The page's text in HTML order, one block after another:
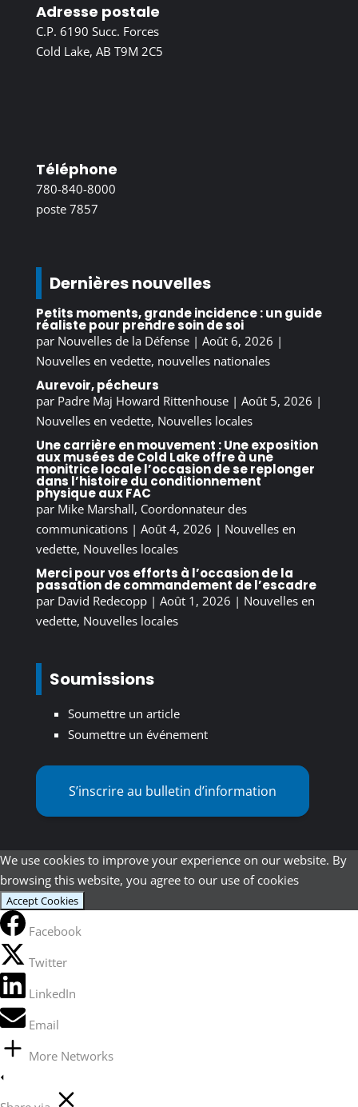
Adresse postale
C.P. 6190 Succ. Forces
Cold Lake, AB T9M 2C5
Téléphone
780-840-8000
poste 7857
Dernières nouvelles
Petits moments, grande incidence : un guide
réaliste pour prendre soin de soi
par Nouvelles de la Défense| Août 6, 2026 |
Nouvelles en vedette, nouvelles nationales
Aurevoir, pécheurs
par Padre Maj Howard Rittenhouse| Août 5, 2026 |
Nouvelles en vedette, Nouvelles locales
Une carrière en mouvement : Une exposition
aux musées de Cold Lake offre à une
monitrice locale l’occasion de se replonger
dans l’histoire du conditionnement
physique aux FAC
par Mike Marshall, Coordonnateur des
communications| Août 4, 2026 | Nouvelles en
vedette, Nouvelles locales
Merci pour vos efforts à l’occasion de la
passation de commandement de l’escadre
par David Redecopp| Août 1, 2026 | Nouvelles en
vedette, Nouvelles locales
Soumissions
Soumettre un article
Soumettre un événement
S’inscrire au bulletin d’information
We use cookies to improve your experience on our website. By
browsing this website, you agree to our use of cookies
Accept Cookies
Facebook
Twitter
LinkedIn
Email
More Networks